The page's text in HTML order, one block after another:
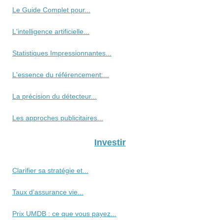
Le Guide Complet pour...
L'intelligence artificielle...
Statistiques Impressionnantes...
L'essence du référencement:...
La précision du détecteur...
Les approches publicitaires...
Investir
Clarifier sa stratégie et...
Taux d’assurance vie...
Prix UMDB : ce que vous payez...